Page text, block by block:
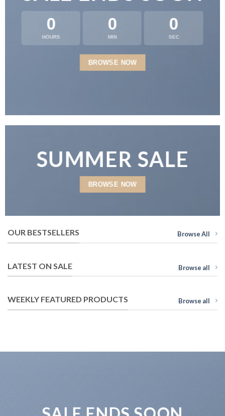
0
HOURS
0
MIN
0
SEC
BROWSE NOW
SUMMER SALE
BROWSE NOW
OUR BESTSELLERS Browse All
LATEST ON SALE Browse all
WEEKLY FEATURED PRODUCTS Browse all